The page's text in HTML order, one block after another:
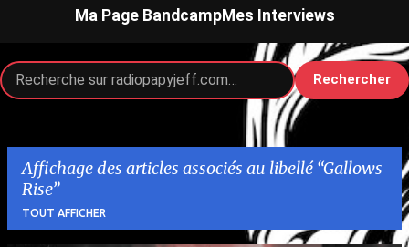
Ma Page BandcampMes Interviews
Rechercher
Affichage des articles associés au libellé Gallows
Rise
TOUT AFFICHER